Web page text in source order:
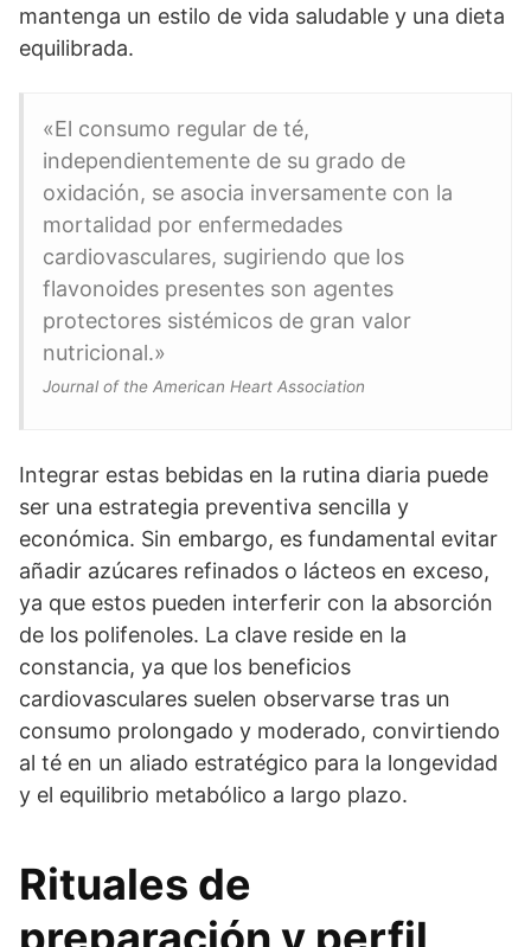
mantenga un estilo de vida saludable y una dieta
equilibrada.
«El consumo regular de té,
independientemente de su grado de
oxidación, se asocia inversamente con la
mortalidad por enfermedades
cardiovasculares, sugiriendo que los
flavonoides presentes son agentes
protectores sistémicos de gran valor
nutricional.»
Journal of the American Heart Association
Integrar estas bebidas en la rutina diaria puede
ser una estrategia preventiva sencilla y
económica. Sin embargo, es fundamental evitar
añadir azúcares refinados o lácteos en exceso,
ya que estos pueden interferir con la absorción
de los polifenoles. La clave reside en la
constancia, ya que los beneficios
cardiovasculares suelen observarse tras un
consumo prolongado y moderado, convirtiendo
al té en un aliado estratégico para la longevidad
y el equilibrio metabólico a largo plazo.
Rituales de